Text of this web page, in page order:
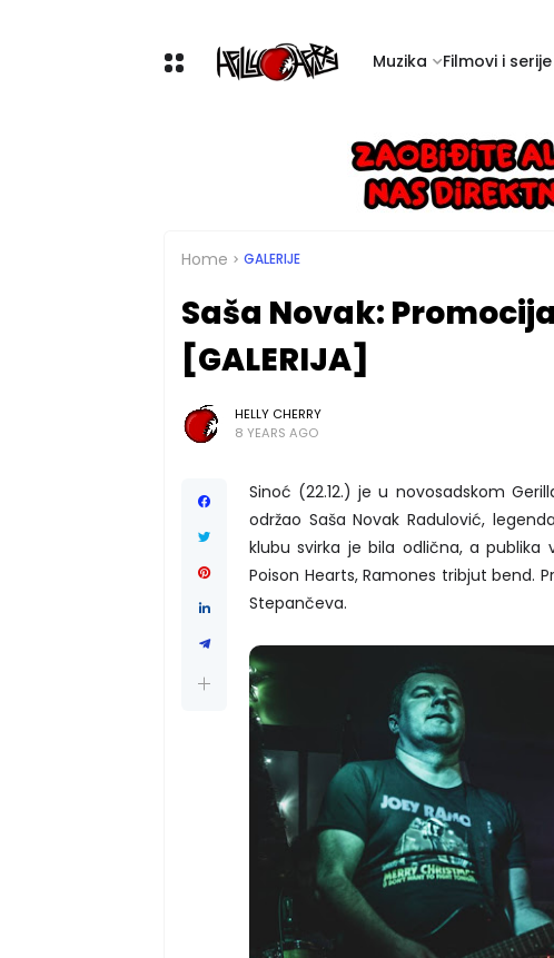
Muzika Filmovi i serije
Home GALERIJE
Saša Novak:
[GALERIJA]
HELLY CHERRY
8 YEARS AGO
Sinoć (22.12.) je u novosadskom
održao Saša Novak Radulović,
klubu svirka je bila odlična, a publika
Poison Hearts, Ramones tribjut bend.
Stepančeva.